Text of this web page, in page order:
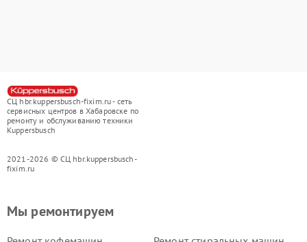
СЦ hbr.kuppersbusch-fixim.ru - сеть
сервисных центров в Хабаровске по
ремонту и обслуживанию техники
Kuppersbusch
2021-2026 © СЦ hbr.kuppersbusch-
fixim.ru
Мы ремонтируем